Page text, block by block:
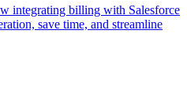
integrating billing with Salesforce
save time, and streamline